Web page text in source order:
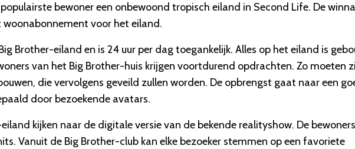
bewoner een onbewoond tropisch eiland in Second Life. De
voor het eiland.
Brother-eiland en is 24 uur per dag toegankelijk. Alles op het eiland is
van het Big Brother-huis krijgen voortdurend opdrachten. Zo moeten
die vervolgens geveild zullen worden. De opbrengst gaat naar een
door bezoekende avatars.
kijken naar de digitale versie van de bekende realityshow. De bewoners
Vanuit de Big Brother-club kan elke bezoeker stemmen op een favoriete